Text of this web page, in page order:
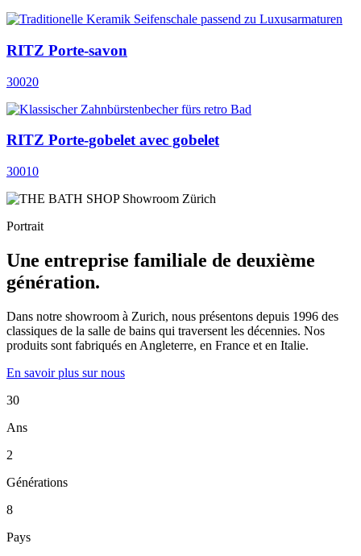
RITZ Porte-savon
30020
RITZ Porte-gobelet avec gobelet
30010
Portrait
Une entreprise familiale de deuxième
génération.
Dans notre showroom à Zurich, nous présentons depuis 1996 des
classiques de la salle de bains qui traversent les décennies. Nos
produits sont fabriqués en Angleterre, en France et en Italie.
En savoir plus sur nous
30
Ans
2
Générations
8
Pays